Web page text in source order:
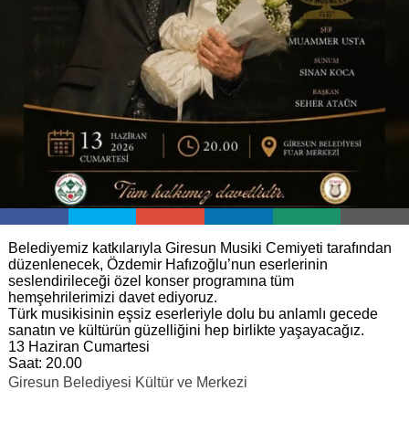
Belediyemiz katkılarıyla Giresun Musiki Cemiyeti tarafından
düzenlenecek, Özdemir Hafızoğlu’nun eserlerinin
seslendirileceği özel konser programına tüm
hemşehrilerimizi davet ediyoruz.
Türk musikisinin eşsiz eserleriyle dolu bu anlamlı gecede
sanatın ve kültürün güzelliğini hep birlikte yaşayacağız.
13 Haziran Cumartesi
Saat: 20.00
Giresun Belediyesi Kültür ve Merkezi